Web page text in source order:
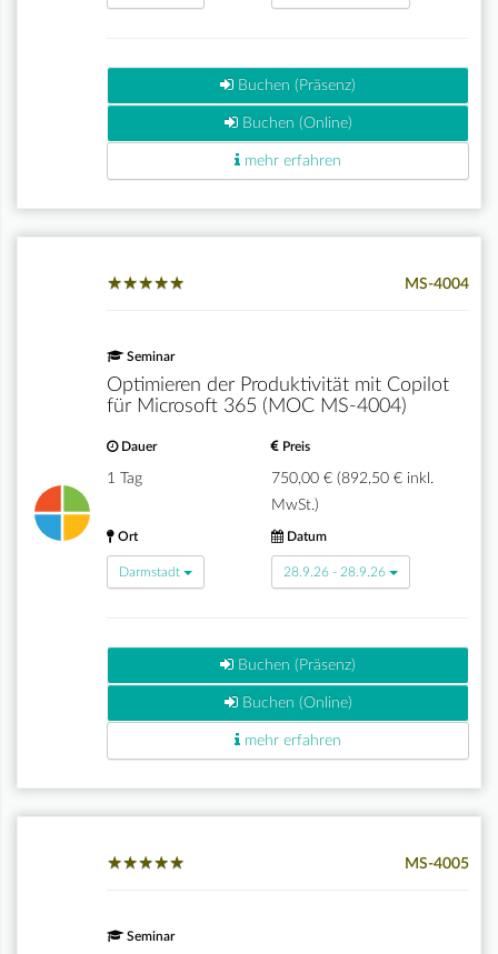
Buchen (Präsenz)
Buchen (Online)
mehr erfahren
★★★★★
★★★★★ MS-4004
Seminar
Optimieren der Produktivität mit Copilot
für Microsoft 365 (MOC MS-4004)
Dauer
1 Tag
Preis
750,00 € (892,50 € inkl.
MwSt.)
Ort
Darmstadt
Datum
28.9.26 - 28.9.26
Buchen (Präsenz)
Buchen (Online)
mehr erfahren
★★★★★
★★★★★ MS-4005
Seminar